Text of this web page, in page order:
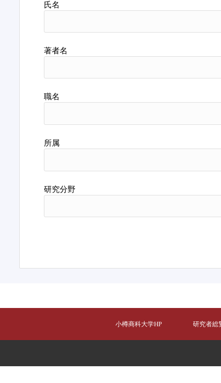
氏名
著者名
職名
所属
研究分野
小樽商科大学HP 研究者総